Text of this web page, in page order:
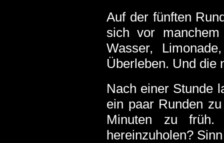
Auf der fünften
sich vor
Wasser,
Überleben. Und die
Nach einer Stunde
ein paar Runden
Minuten zu früh.
hereinzuholen?